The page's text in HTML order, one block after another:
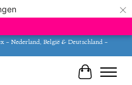
×
- Nederland, België & Deutschland -
Ihr